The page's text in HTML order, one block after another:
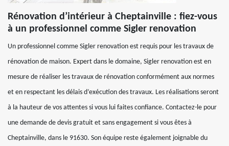
Rénovation d’intérieur à Cheptainville : fiez-vous
à un professionnel comme Sigler renovation
Un professionnel comme Sigler renovation est requis pour les travaux de
rénovation de maison. Expert dans le domaine, Sigler renovation est en
mesure de réaliser les travaux de rénovation conformément aux normes
et en respectant les délais d’exécution des travaux. Les réalisations seront
à la hauteur de vos attentes si vous lui faites confiance. Contactez-le pour
une demande de devis gratuit et sans engagement si vous êtes à
Cheptainville, dans le 91630. Son équipe reste également joignable du